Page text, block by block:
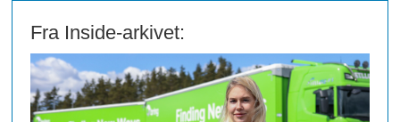
Fra Inside-arkivet: